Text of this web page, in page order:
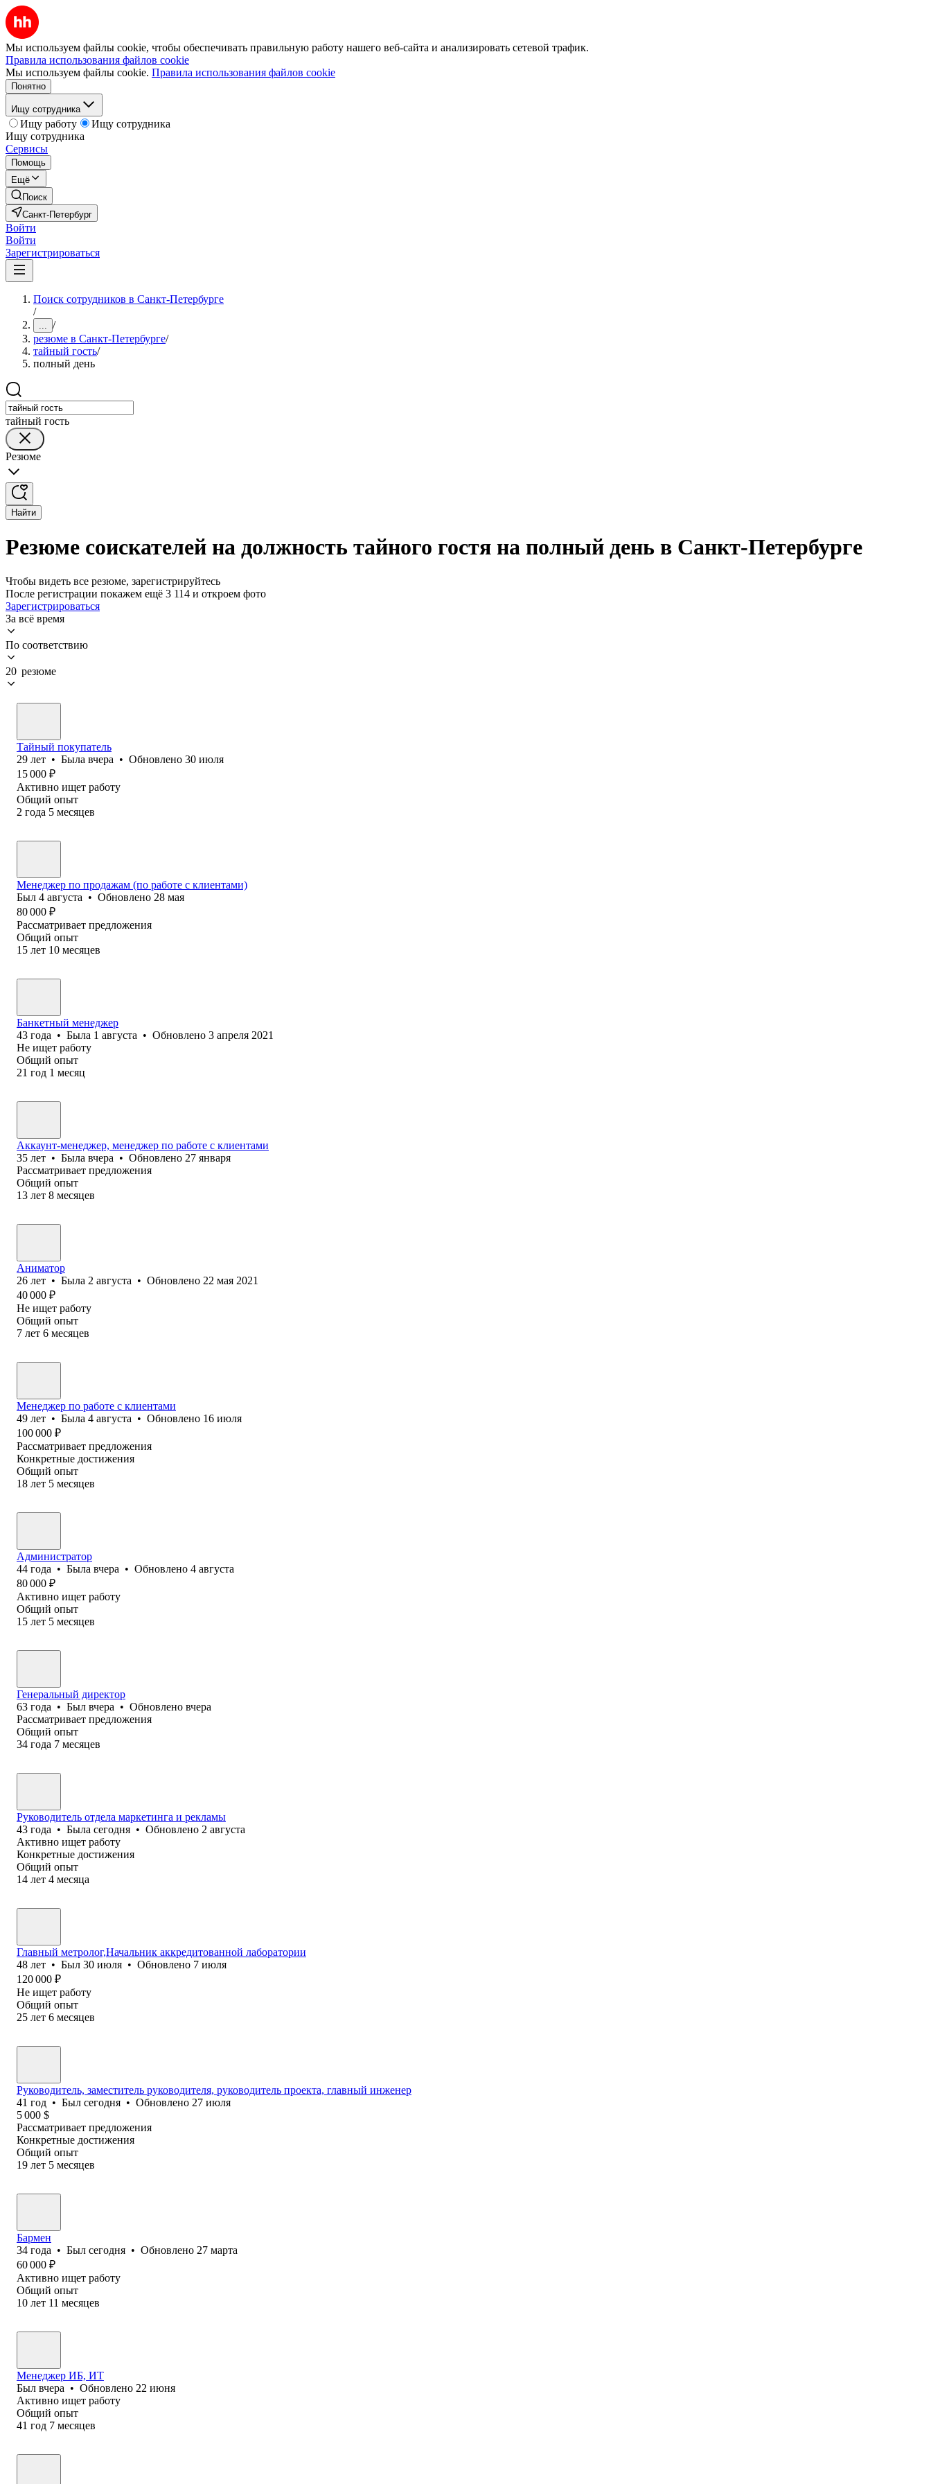
Мы используем файлы cookie, чтобы обеспечивать правильную работу нашего веб-сайта и анализировать сетевой трафик.
Правила использования файлов cookie
Мы используем файлы cookie. Правила использования файлов cookie
Понятно
Ищу сотрудника
Ищу работу
Ищу сотрудника
Ищу сотрудника
Сервисы
Помощь
Ещё
Поиск
Санкт-Петербург
Войти
Войти
Зарегистрироваться
Поиск сотрудников в Санкт-Петербурге
/
... /
резюме в Санкт-Петербурге/
тайный гость/
полный день
тайный гость
Резюме
Найти
Резюме соискателей на должность тайного гостя на полный день в Санкт-Петербурге
Чтобы видеть все резюме, зарегистрируйтесь
После регистрации покажем ещё 3 114 и откроем фото
Зарегистрироваться
За всё время
По соответствию
20 резюме
Тайный покупатель
29 лет • Была вчера • Обновлено 30 июля
15 000 ₽
Активно ищет работу
Общий опыт
2 года 5 месяцев
Менеджер по продажам (по работе с клиентами)
Был 4 августа • Обновлено 28 мая
80 000 ₽
Рассматривает предложения
Общий опыт
15 лет 10 месяцев
Банкетный менеджер
43 года • Была 1 августа • Обновлено 3 апреля 2021
Не ищет работу
Общий опыт
21 год 1 месяц
Аккаунт-менеджер, менеджер по работе с клиентами
35 лет • Была вчера • Обновлено 27 января
Рассматривает предложения
Общий опыт
13 лет 8 месяцев
Аниматор
26 лет • Была 2 августа • Обновлено 22 мая 2021
40 000 ₽
Не ищет работу
Общий опыт
7 лет 6 месяцев
Менеджер по работе с клиентами
49 лет • Была 4 августа • Обновлено 16 июля
100 000 ₽
Рассматривает предложения
Конкретные достижения
Общий опыт
18 лет 5 месяцев
Администратор
44 года • Была вчера • Обновлено 4 августа
80 000 ₽
Активно ищет работу
Общий опыт
15 лет 5 месяцев
Генеральный директор
63 года • Был вчера • Обновлено вчера
Рассматривает предложения
Общий опыт
34 года 7 месяцев
Руководитель отдела маркетинга и рекламы
43 года • Была сегодня • Обновлено 2 августа
Активно ищет работу
Конкретные достижения
Общий опыт
14 лет 4 месяца
Главный метролог,Начальник аккредитованной лаборатории
48 лет • Был 30 июля • Обновлено 7 июля
120 000 ₽
Не ищет работу
Общий опыт
25 лет 6 месяцев
Руководитель, заместитель руководителя, руководитель проекта, главный инженер
41 год • Был сегодня • Обновлено 27 июля
5 000 $
Рассматривает предложения
Конкретные достижения
Общий опыт
19 лет 5 месяцев
Бармен
34 года • Был сегодня • Обновлено 27 марта
60 000 ₽
Активно ищет работу
Общий опыт
10 лет 11 месяцев
Менеджер ИБ, ИТ
Был вчера • Обновлено 22 июня
Активно ищет работу
Общий опыт
41 год 7 месяцев